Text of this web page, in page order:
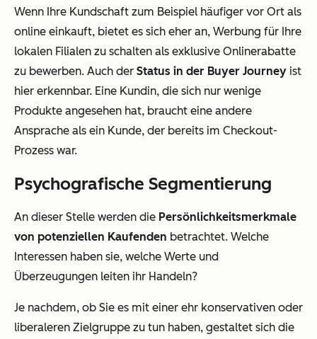
Wenn Ihre Kundschaft zum Beispiel häufiger vor Ort als
online einkauft, bietet es sich eher an, Werbung für Ihre
lokalen Filialen zu schalten als exklusive Onlinerabatte
zu bewerben. Auch der Status in der Buyer Journey ist
hier erkennbar. Eine Kundin, die sich nur wenige
Produkte angesehen hat, braucht eine andere
Ansprache als ein Kunde, der bereits im Checkout-
Prozess war.
Psychografische Segmentierung
An dieser Stelle werden die Persönlichkeitsmerkmale
von potenziellen Kaufenden betrachtet. Welche
Interessen haben sie, welche Werte und
Überzeugungen leiten ihr Handeln?
Je nachdem, ob Sie es mit einer ehr konservativen oder
liberaleren Zielgruppe zu tun haben, gestaltet sich die